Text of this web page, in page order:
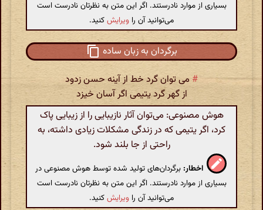
بسیاری از موارد نادرستند. اگر این متن به نظرتان نادرست است
می‌توانید آن را ویرایشکنید.
برگردان به زبان ساده
# می توان گرد خط از آینه حسن زدود
از گهر گرد یتیمی اگر آسان خیزد
هوش مصنوعی: می‌توان آثار نازیبایی را از زیبایی پاک
کرد، اگر یتیمی که در زندگی مشکلات زیادی داشته، به
راحتی از جا بلند شود.
اخطار: برگردان‌های تولید شده توسط هوش مصنوعی در
بسیاری از موارد نادرستند. اگر این متن به نظرتان نادرست است
می‌توانید آن را ویرایشکنید.